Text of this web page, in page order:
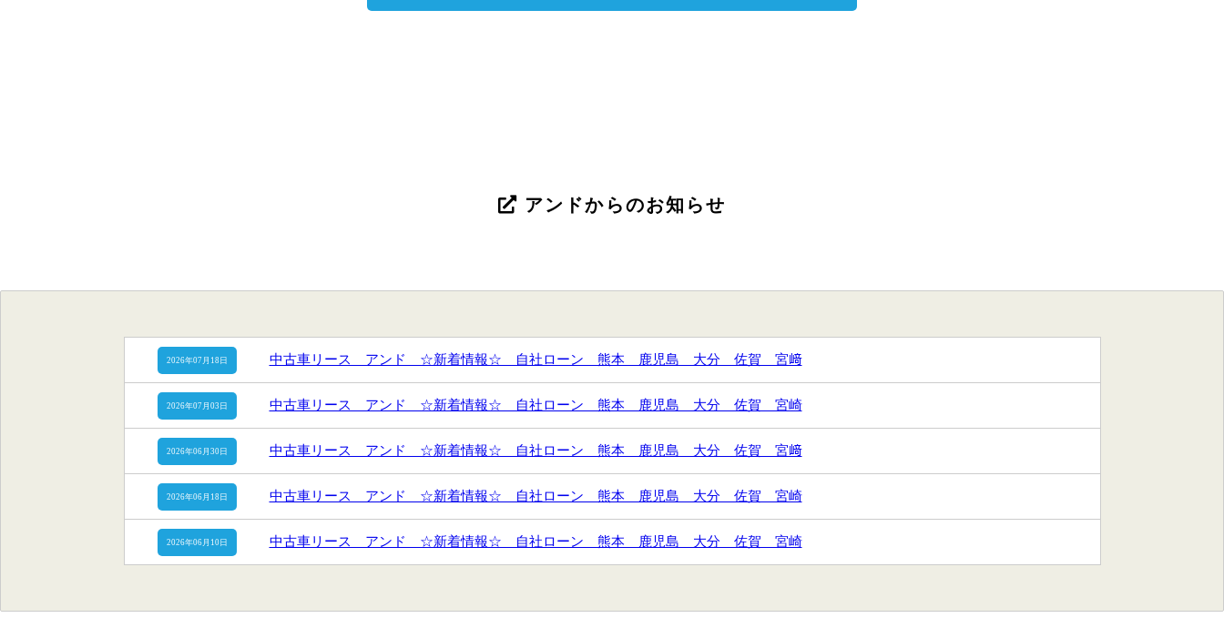
アンドからのお知らせ
2026年07月18日 中古車リース アンド ☆新着情報☆ 自社ローン 熊本 鹿児島 大分 佐賀 宮﨑
2026年07月03日 中古車リース アンド ☆新着情報☆ 自社ローン 熊本 鹿児島 大分 佐賀 宮崎
2026年06月30日 中古車リース アンド ☆新着情報☆ 自社ローン 熊本 鹿児島 大分 佐賀 宮﨑
2026年06月18日 中古車リース アンド ☆新着情報☆ 自社ローン 熊本 鹿児島 大分 佐賀 宮崎
2026年06月10日 中古車リース アンド ☆新着情報☆ 自社ローン 熊本 鹿児島 大分 佐賀 宮崎